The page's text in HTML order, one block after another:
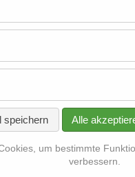
speichern Alle
um bestimmte
verbessern.